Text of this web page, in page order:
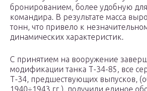
бронированием, более удобную
командира. В результате масса
тонн, что привело к
динамических характеристик.
С принятием на вооружение
модификации танка Т-34-85, все
Т-34, предшествующих выпусков,
1940÷1943 гг.), получили единое